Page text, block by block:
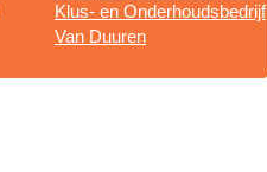
Klus- en Onderhoudsbedrijf
Van Duuren